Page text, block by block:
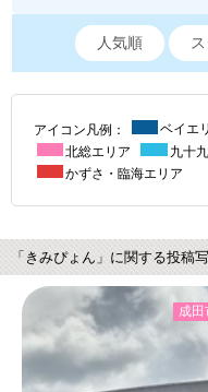
人気順
アイコン凡例： ベイエ
北総エリア
九十
かずさ・臨海エリア
「きみぴょん」に関する投稿
成田